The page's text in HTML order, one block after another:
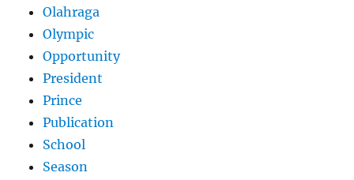
Olahraga
Olympic
Opportunity
President
Prince
Publication
School
Season